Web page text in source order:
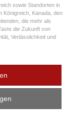
sowie Standorten in
Königreich, Kanada, den
die mehr als
die Zukunft von
Verlässlichkeit und